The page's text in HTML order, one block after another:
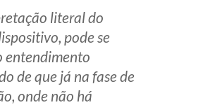
literal do
pode se
entendimento
de que já na fase de
onde não há